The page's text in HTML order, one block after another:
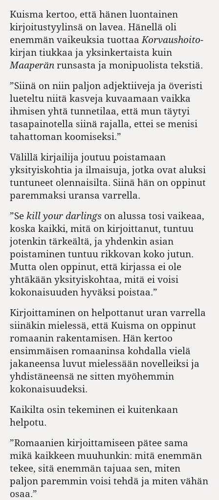
Kuisma kertoo, että hänen luontainen
kirjoitustyylinsä on lavea. Hänellä oli
enemmän vaikeuksia tuottaa Korvaushoito-
kirjan tiukkaa ja yksinkertaista kuin
Maaperän runsasta ja monipuolista tekstiä.
”Siinä on niin paljon adjektiiveja ja överisti
lueteltu niitä kasveja kuvaamaan vaikka
ihmisen yhtä tunnetilaa, että mun täytyi
tasapainotella siinä rajalla, ettei se menisi
tahattoman koomiseksi.”
Välillä kirjailija joutuu poistamaan
yksityiskohtia ja ilmaisuja, jotka ovat aluksi
tuntuneet olennaisilta. Siinä hän on oppinut
paremmaksi uransa varrella.
”Se kill your darlings on alussa tosi vaikeaa,
koska kaikki, mitä on kirjoittanut, tuntuu
jotenkin tärkeältä, ja yhdenkin asian
poistaminen tuntuu rikkovan koko jutun.
Mutta olen oppinut, että kirjassa ei ole
yhtäkään yksityiskohtaa, mitä ei voisi
kokonaisuuden hyväksi poistaa.”
Kirjoittaminen on helpottanut uran varrella
siinäkin mielessä, että Kuisma on oppinut
romaanin rakentamisen. Hän kertoo
ensimmäisen romaaninsa kohdalla vielä
jakaneensa luvut mielessään novelleiksi ja
yhdistäneensä ne sitten myöhemmin
kokonaisuudeksi.
Kaikilta osin tekeminen ei kuitenkaan
helpotu.
”Romaanien kirjoittamiseen pätee sama
mikä kaikkeen muuhunkin: mitä enemmän
tekee, sitä enemmän tajuaa sen, miten
paljon paremmin voisi tehdä ja miten vähän
osaa.”